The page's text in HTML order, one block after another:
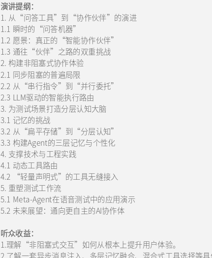
演讲提纲：
1. 从“问答工具”到“协作伙伴”的演进
1.1 瞬时的“问答机器”
1.2 愿景：真正的“智能协作伙伴”
1.3 通往“伙伴”之路的双重挑战
2. 构建非阻塞式协作体验
2.1 同步阻塞的普遍局限
2.2 从“串行指令”到“并行委托”
2.3 LLM驱动的智能执行路由
3. 为测试场景打造分层认知大脑
3.1 记忆的挑战
3.2 从“扁平存储”到“分层认知”
3.3 构建Agent的三层记忆与个性化
4. 支撑技术与工程实践
4.1 动态工具路由
4.2 “轻量声明式”的工具无缝接入
5. 重塑测试工作流
5.1 Meta-Agent在语音测试中的应用演示
5.2 未来展望：通向更自主的AI协作体
听众收益：
1.理解“非阻塞式交互”如何从根本上提升用户体验。